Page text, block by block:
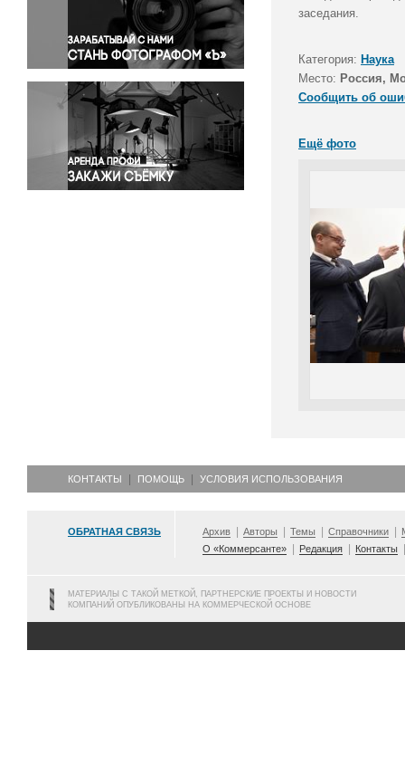
Правосудие
Происшествия и конфликты
Религия
Светская жизнь
Спорт
Экология
Экономика и бизнес
заседания.
Категория: Наука
Место: Россия,
Сообщить об
Ещё фото
КОНТАКТЫ ПОМОЩЬ УСЛОВИЯ ИСПОЛЬЗОВАНИЯ
ОБРАТНАЯ СВЯЗЬ Архив Авторы Темы Справочники
О «Коммерсанте»
Редакция Контакты
МАТЕРИАЛЫ С ТАКОЙ МЕТКОЙ, ПАРТНЕРСКИЕ ПРОЕКТЫ И НОВОСТИ
КОМПАНИЙ ОПУБЛИКОВАНЫ НА КОММЕРЧЕСКОЙ ОСНОВЕ